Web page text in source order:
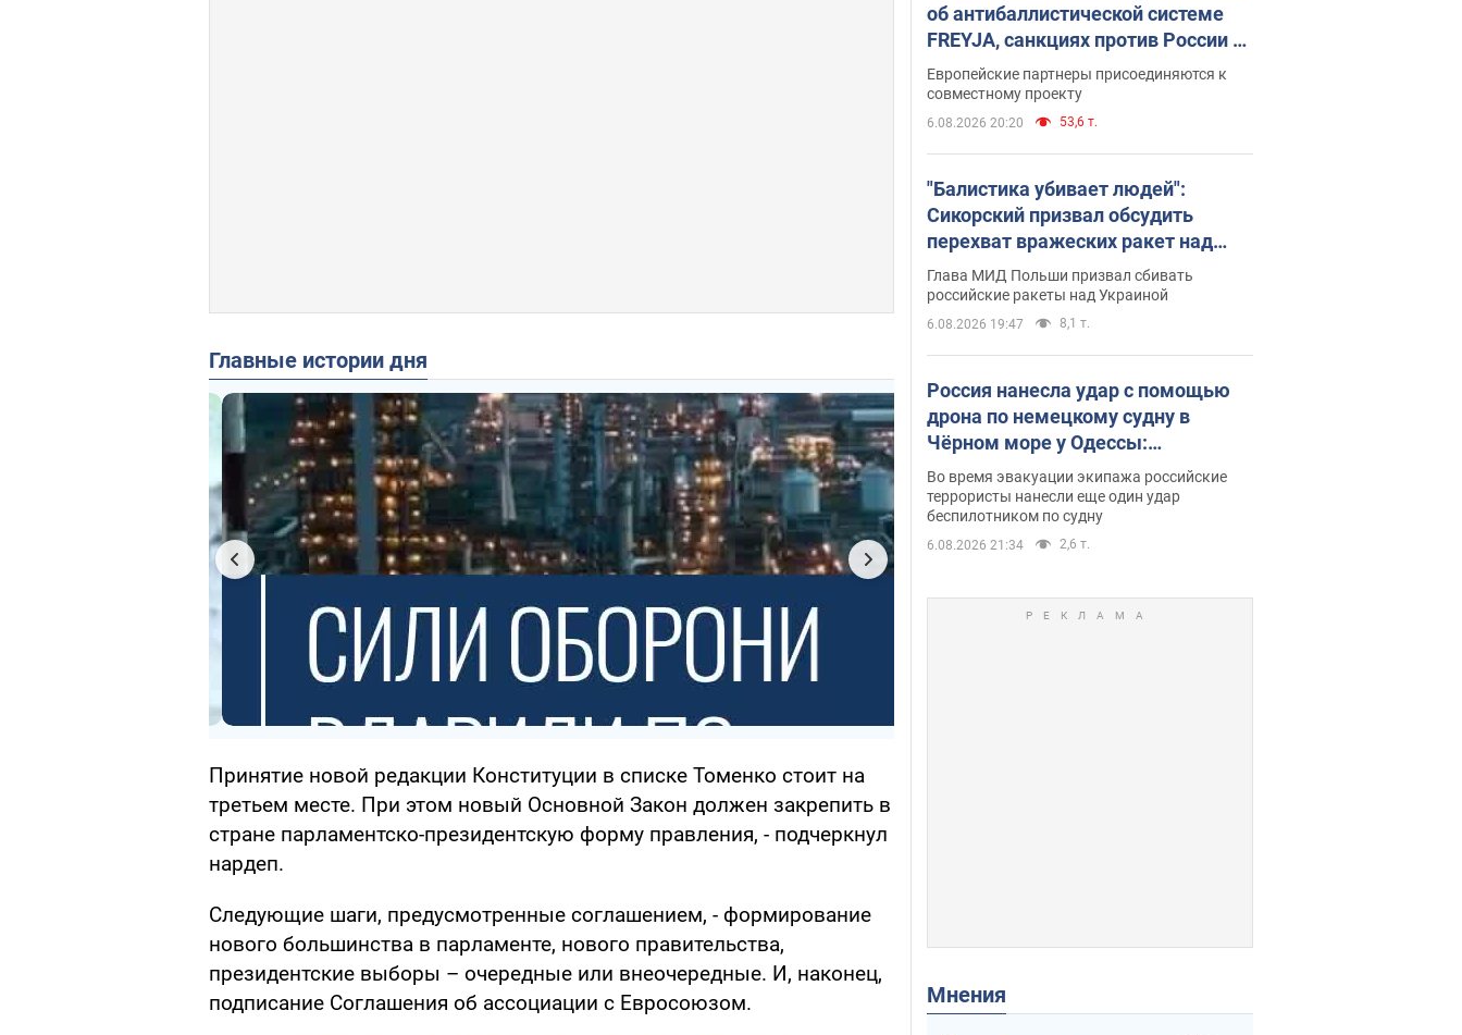
Главные истории дня
Принятие новой редакции Конституции в списке Томенко стоит на
третьем месте. При этом новый Основной Закон должен закрепить в
стране парламентско-президентскую форму правления, - подчеркнул
нардеп.
Следующие шаги, предусмотренные соглашением, - формирование
нового большинства в парламенте, нового правительства,
президентские выборы – очередные или внеочередные. И, наконец,
подписание Соглашения об ассоциации с Евросоюзом.
об антибаллистической системе
FREYJA, санкциях против России и
поддержке аграриев. Видео
Европейские партнеры присоединяются к
совместному проекту
6.08.2026 20:20 53,6 т.
"Балистика убивает людей":
Сикорский призвал обсудить
перехват вражеских ракет над
Украиной
Глава МИД Польши призвал сбивать
российские ракеты над Украиной
6.08.2026 19:47 8,1 т.
Россия нанесла удар с помощью
дрона по немецкому судну в
Чёрном море у Одессы:
подробности
Во время эвакуации экипажа российские
террористы нанесли еще один удар
беспилотником по судну
6.08.2026 21:34 2,6 т.
Мнения